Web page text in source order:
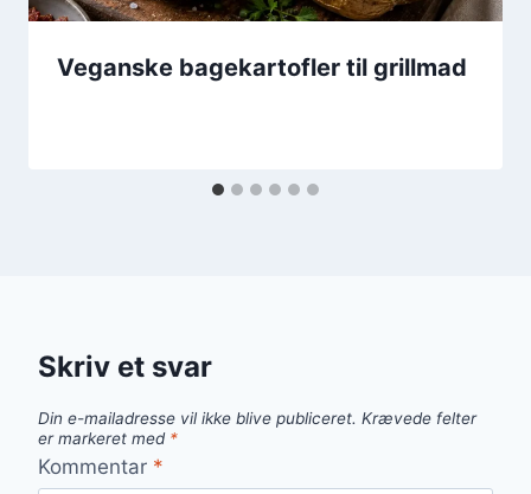
Veganske bagekartofler til grillmad
Skriv et svar
Din e-mailadresse vil ikke blive publiceret. Krævede felter
er markeret med *
Kommentar *